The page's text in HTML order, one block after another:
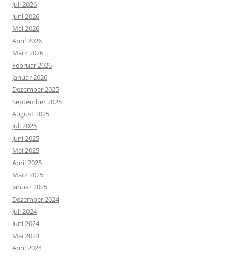
Juli 2026
Juni 2026
Mai 2026
April 2026
März 2026
Februar 2026
Januar 2026
Dezember 2025
September 2025
August 2025
Juli 2025
Juni 2025
Mai 2025
April 2025
März 2025
Januar 2025
Dezember 2024
Juli 2024
Juni 2024
Mai 2024
April 2024